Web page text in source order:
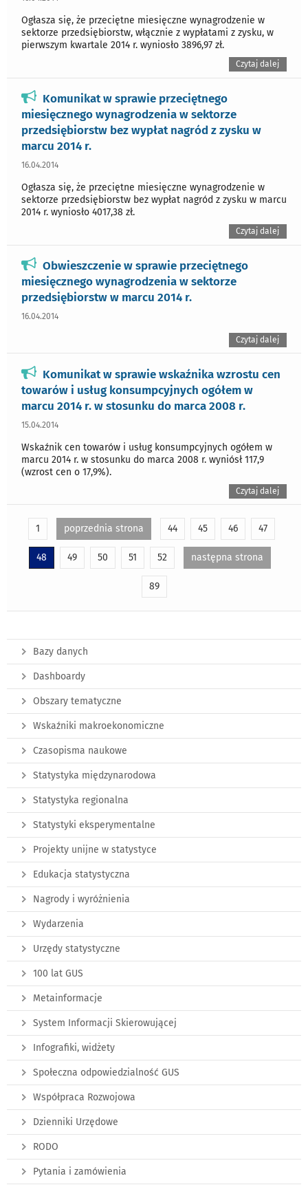
Ogłasza się, że przeciętne miesięczne wynagrodzenie w
sektorze przedsiębiorstw, włącznie z wypłatami z zysku, w
pierwszym kwartale 2014 r. wyniosło 3896,97 zł.
Czytaj dalej
Komunikat w sprawie przeciętnego
miesięcznego wynagrodzenia w sektorze
przedsiębiorstw bez wypłat nagród z zysku w
marcu 2014 r.
16.04.2014
Ogłasza się, że przeciętne miesięczne wynagrodzenie w
sektorze przedsiębiorstw bez wypłat nagród z zysku w marcu
2014 r. wyniosło 4017,38 zł.
Czytaj dalej
Obwieszczenie w sprawie przeciętnego
miesięcznego wynagrodzenia w sektorze
przedsiębiorstw w marcu 2014 r.
16.04.2014
Czytaj dalej
Komunikat w sprawie wskaźnika wzrostu cen
towarów i usług konsumpcyjnych ogółem w
marcu 2014 r. w stosunku do marca 2008 r.
15.04.2014
Wskaźnik cen towarów i usług konsumpcyjnych ogółem w
marcu 2014 r. w stosunku do marca 2008 r. wyniósł 117,9
(wzrost cen o 17,9%).
Czytaj dalej
1 poprzednia strona 44 45 46 47
48 49 50 51 52 następna strona
89
Bazy danych
Dashboardy
Obszary tematyczne
Wskaźniki makroekonomiczne
Czasopisma naukowe
Statystyka międzynarodowa
Statystyka regionalna
Statystyki eksperymentalne
Projekty unijne w statystyce
Edukacja statystyczna
Nagrody i wyróżnienia
Wydarzenia
Urzędy statystyczne
100 lat GUS
Metainformacje
System Informacji Skierowującej
Infografiki, widżety
Społeczna odpowiedzialność GUS
Współpraca Rozwojowa
Dzienniki Urzędowe
RODO
Pytania i zamówienia